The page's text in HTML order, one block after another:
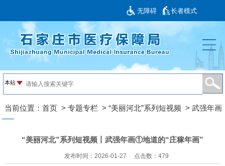
无障碍 长者模式
当前位置： 首页> 专题专栏> “美丽河北”系列短视频 > 武强年画
“美丽河北”系列短视频丨武强年画①地道的“庄稼年画”
发布时间：2026-01-27 点击数： 479